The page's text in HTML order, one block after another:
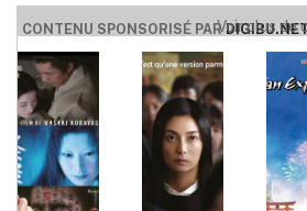
CONTENU SPONSORISÉ PARDIGIBU.NET
Voir plus de